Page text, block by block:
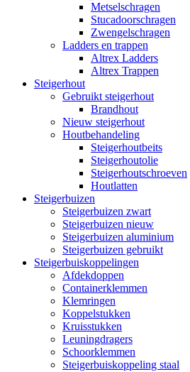
Metselschragen
Stucadoorschragen
Zwengelschragen
Ladders en trappen
Altrex Ladders
Altrex Trappen
Steigerhout
Gebruikt steigerhout
Brandhout
Nieuw steigerhout
Houtbehandeling
Steigerhoutbeits
Steigerhoutolie
Steigerhoutschroeven
Houtlatten
Steigerbuizen
Steigerbuizen zwart
Steigerbuizen nieuw
Steigerbuizen aluminium
Steigerbuizen gebruikt
Steigerbuiskoppelingen
Afdekdoppen
Containerklemmen
Klemringen
Koppelstukken
Kruisstukken
Leuningdragers
Schoorklemmen
Steigerbuiskoppeling staal